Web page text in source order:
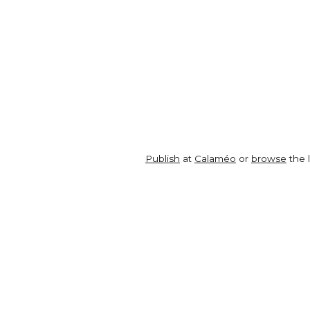
Publish at Calaméo or browse the